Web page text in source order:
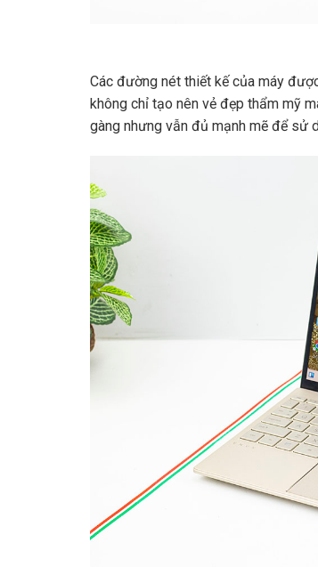
Các đường nét thiết kế của máy
không chỉ tạo nên vẻ đẹp thẩm mỹ
gàng nhưng vẫn đủ mạnh mẽ để sử